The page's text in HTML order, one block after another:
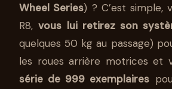
Wheel Series) ? C’est simple,
R8,vous lui retirez son
quelques 50 kg au passage)
les roues arrière motrices et
série de 999 exemplaires